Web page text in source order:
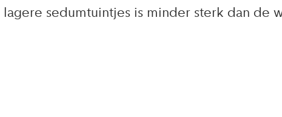
sedumtuintjes is minder sterk dan de